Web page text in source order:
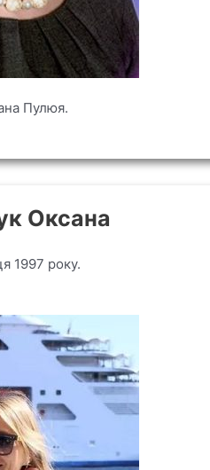
Пулюя.
Оксана
1997 року.